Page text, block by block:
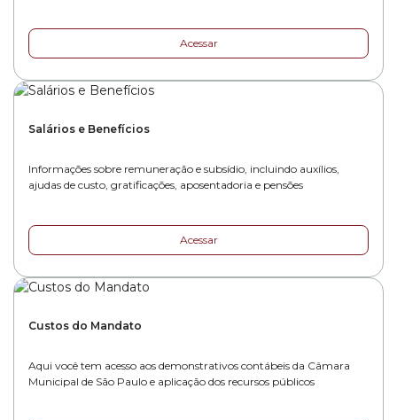
Acessar
Salários e Benefícios
Informações sobre remuneração e subsídio, incluindo auxílios,
ajudas de custo, gratificações, aposentadoria e pensões
Acessar
Custos do Mandato
Aqui você tem acesso aos demonstrativos contábeis da Câmara
Municipal de São Paulo e aplicação dos recursos públicos